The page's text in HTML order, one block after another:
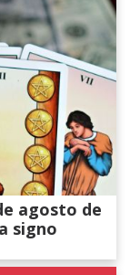
agosto de
signo